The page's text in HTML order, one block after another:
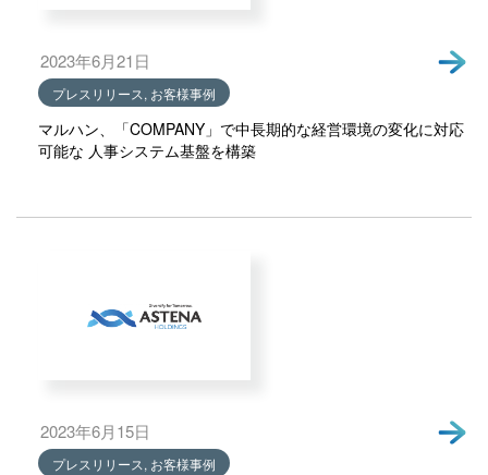
2023年6月21日
プレスリリース, お客様事例
マルハン、「COMPANY」で中長期的な経営環境の変化に対応
可能な 人事システム基盤を構築
2023年6月15日
プレスリリース, お客様事例